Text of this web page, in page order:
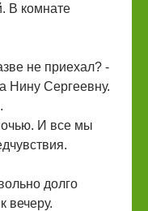
В комнате
не приехал? -
Нину Сергеевну.
И все мы
долго
вечеру.